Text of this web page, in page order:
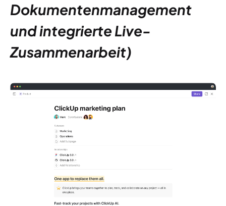
Dokumentenmanagement
und integrierte Live-
Zusammenarbeit)